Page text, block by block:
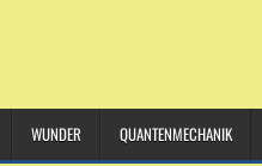
WUNDER QUANTENMECHANIK